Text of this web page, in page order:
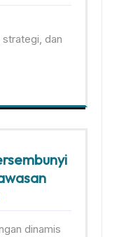
dan
dinamis